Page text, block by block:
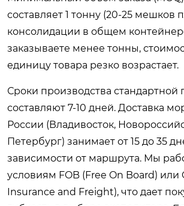
составляет 1 тонну (20-25 мешков
консолидации в общем
заказываете менее тонны,
единицу товара резко возрастает.
Сроки производства стандартной
составляют 7-10 дней. Доставка
России (Владивосток,
Петербург) занимает от 15 до 35
зависимости от маршрута. Мы
условиям FOB (Free On Board) или
Insurance and Freight), что дает